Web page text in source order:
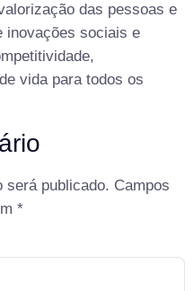
das pessoas e
inovações sociais e
vida para todos os
será publicado. Campos
*